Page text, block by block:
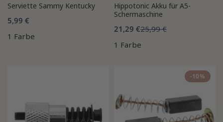
Serviette Sammy Kentucky
5,99 €
1 Farbe
Hippotonic Akku für A5-
Schermaschine
21,29 €25,99 €
1 Farbe
-10%